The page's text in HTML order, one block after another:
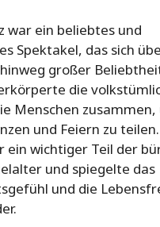
war ein beliebtes und
Spektakel, das sich
großer
die
Menschen
und Feiern zu
ein wichtiger Teil der
und spiegelte das
und die